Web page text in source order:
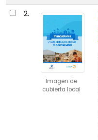
2.
Imagen de
cubierta local